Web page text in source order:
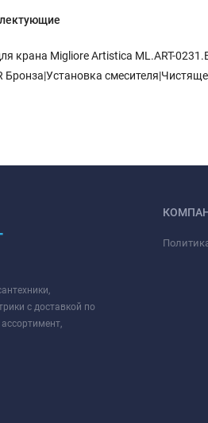
крана Migliore Artistica ML.ART-
Бронза|Установка
с доставкой по